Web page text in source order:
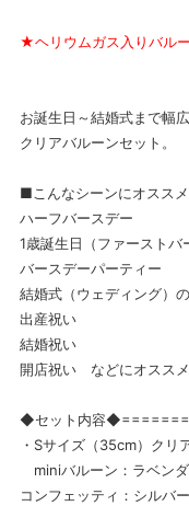
★ヘリウムガス入りバル
お誕生日～結婚式まで幅
クリアバルーンセット。
■こんなシーンにオススメ
ハーフバースデー
1歳誕生日（ファーストバ
バースデーパーティー
結婚式（ウェディング）
出産祝い
結婚祝い
開店祝い などにオススメ
◆セット内容
・Sサイズ（35cm）クリ
miniバルーン：ラベン
コンフェッティ：シルバー